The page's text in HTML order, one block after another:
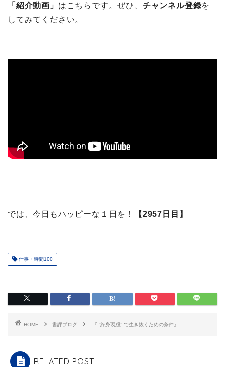
「紹介動画」 はこちらです。ぜひ、 チャンネル登録を
してみてください。
では、今日もハッピーな１日を！ 【2957日目】
仕事・時間100
HOME 書評ブログ 『 ”終身現役” で生き抜くための条件』
RELATED POST